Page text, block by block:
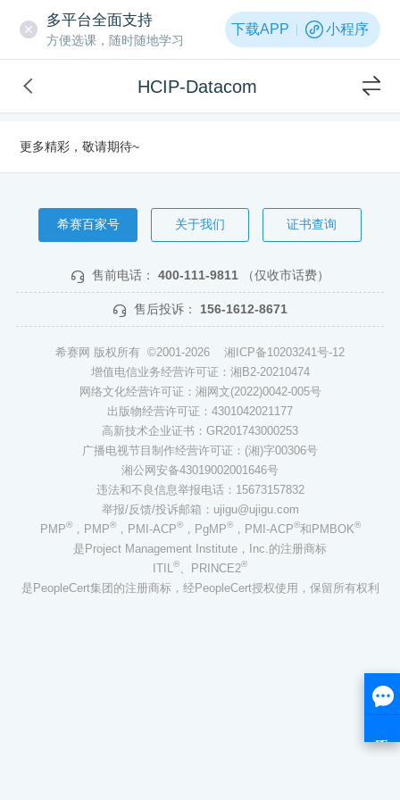
多平台全面支持
方便选课，随时随地学习
下载APP 小程序
HCIP-Datacom
更多精彩，敬请期待~
希赛百家号 关于我们 证书查询
售前电话： 400-111-9811 （仅收市话费）
售后投诉： 156-1612-8671
希赛网 版权所有 ©2001-2026 湘ICP备10203241号-12
增值电信业务经营许可证：湘B2-20210474
网络文化经营许可证：湘网文(2022)0042-005号
出版物经营许可证：4301042021177
高新技术企业证书：GR201743000253
广播电视节目制作经营许可证：(湘)字00306号
湘公网安备43019002001646号
违法和不良信息举报电话：15673157832
举报/反馈/投诉邮箱：ujigu@ujigu.com
PMP®，PMP®，PMI-ACP®，PgMP®，PMI-ACP®和PMBOK®
是Project Management Institute，Inc.的注册商标
ITIL®、PRINCE2®
是PeopleCert集团的注册商标，经PeopleCert授权使用，保留所有权利